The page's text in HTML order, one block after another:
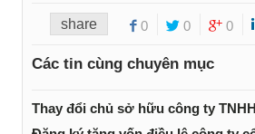
share 0 0 0
Các tin cùng chuyên mục
Thay đổi chủ sở hữu công ty